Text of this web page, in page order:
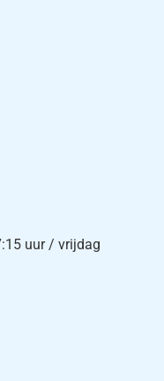
uur / vrijdag